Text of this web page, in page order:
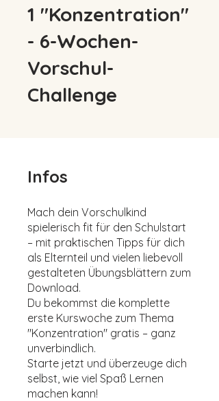
1 "Konzentration"
- 6-Wochen-
Vorschul-
Challenge
Infos
Mach dein Vorschulkind
spielerisch fit für den Schulstart
– mit praktischen Tipps für dich
als Elternteil und vielen liebevoll
gestalteten Übungsblättern zum
Download.
Du bekommst die komplette
erste Kurswoche zum Thema
"Konzentration" gratis – ganz
unverbindlich.
Starte jetzt und überzeuge dich
selbst, wie viel Spaß Lernen
machen kann!